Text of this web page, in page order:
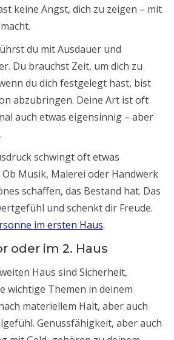
keine Angst, dich zu zeigen – mit
du mit Ausdauer und
Du brauchst Zeit, um dich zu
du dich festgelegt hast, bist
abzubringen. Deine Art ist oft
auch etwas eigensinnig – aber
schwingt oft etwas
Musik, Malerei oder Handwerk
schaffen, das Bestand hat. Das
und schenkt dir Freude.
im ersten Haus.
oder im 2. Haus
Haus sind Sicherheit,
wichtige Themen in deinem
materiellem Halt, aber auch
Genussfähigkeit, aber auch